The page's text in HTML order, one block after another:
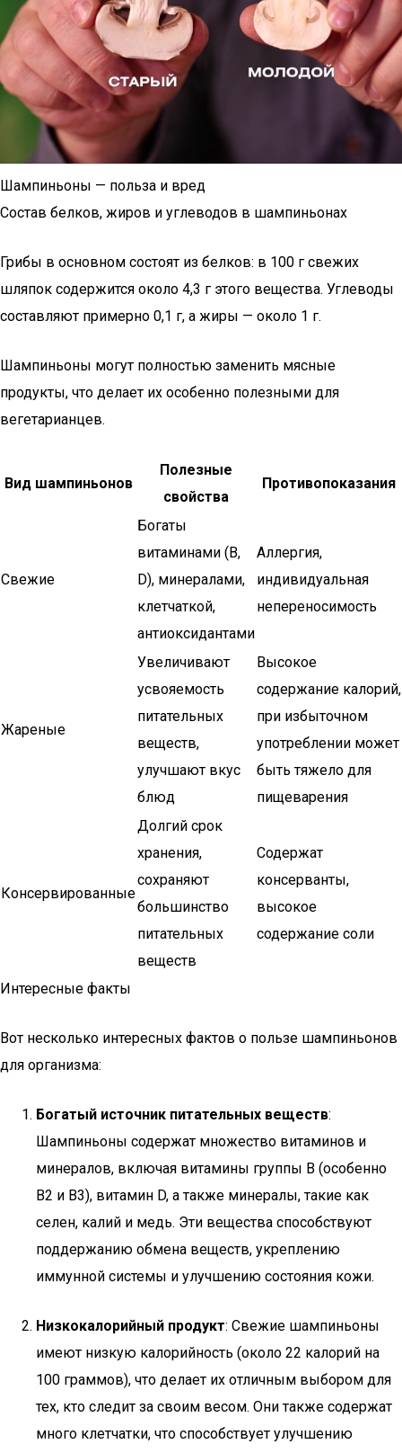
Шампиньоны — польза и вред
Состав белков, жиров и углеводов в шампиньонах
Грибы в основном состоят из белков: в 100 г свежих
шляпок содержится около 4,3 г этого вещества. Углеводы
составляют примерно 0,1 г, а жиры — около 1 г.
Шампиньоны могут полностью заменить мясные
продукты, что делает их особенно полезными для
вегетарианцев.
Вид шампиньонов
Полезные
свойства
Противопоказания
Свежие
Богаты
витаминами (B,
D), минералами,
клетчаткой,
антиоксидантами
Аллергия,
индивидуальная
непереносимость
Жареные
Увеличивают
усвояемость
питательных
веществ,
улучшают вкус
блюд
Высокое
содержание калорий,
при избыточном
употреблении может
быть тяжело для
пищеварения
Консервированные
Долгий срок
хранения,
сохраняют
большинство
питательных
веществ
Содержат
консерванты,
высокое
содержание соли
Интересные факты
Вот несколько интересных фактов о пользе шампиньонов
для организма:
Богатый источник питательных веществ:
Шампиньоны содержат множество витаминов и
минералов, включая витамины группы B (особенно
B2 и B3), витамин D, а также минералы, такие как
селен, калий и медь. Эти вещества способствуют
поддержанию обмена веществ, укреплению
иммунной системы и улучшению состояния кожи.
Низкокалорийный продукт: Свежие шампиньоны
имеют низкую калорийность (около 22 калорий на
100 граммов), что делает их отличным выбором для
тех, кто следит за своим весом. Они также содержат
много клетчатки, что способствует улучшению